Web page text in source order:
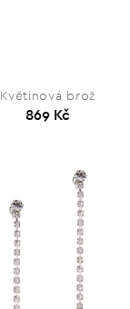
Květinová brož
869 Kč